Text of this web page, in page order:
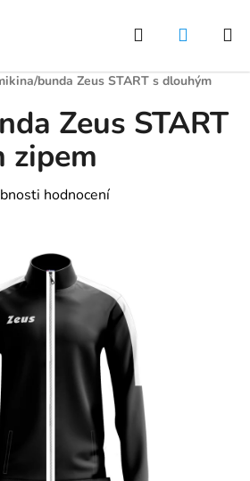
Hledat
bunda Zeus START s dlouhým
Zeus START
zipem
hodnocení